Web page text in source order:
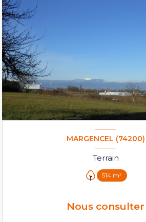
MARGENCEL (74200)
Terrain
514 m²
Nous consulter